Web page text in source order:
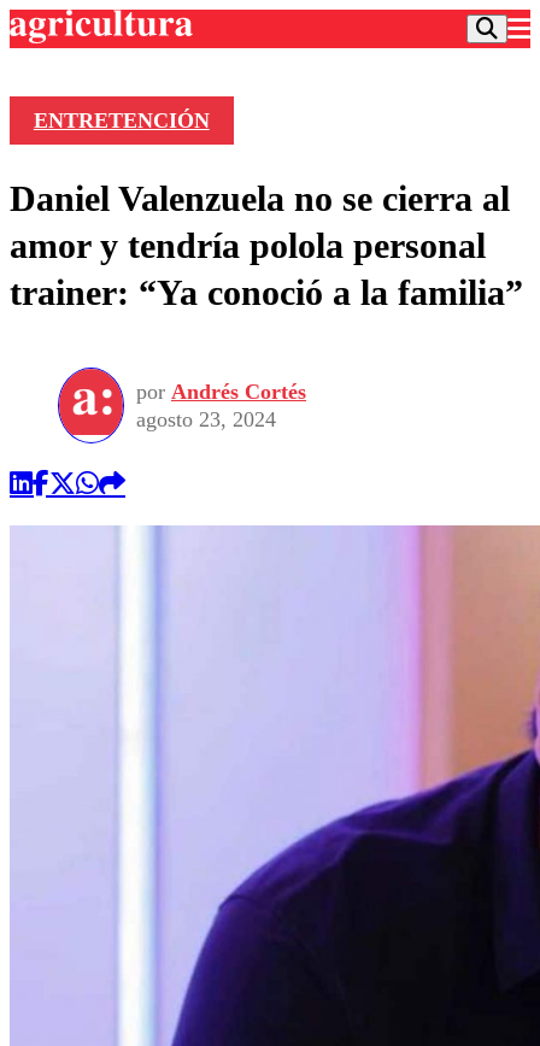
Frecuencias
Agricultura TV
Deportes
Colo Colo
Seleccion Chilena
Torneo Internacional
Universidad de Chile
Entretención
Economía
Internacional
Sustentabilidad
Publicaciones en medios
Opinión
ENTRETENCIÓN
Daniel Valenzuela no se cierra al
amor y tendría polola personal
trainer: “Ya conoció a la familia”
por Andrés Cortés
agosto 23, 2024